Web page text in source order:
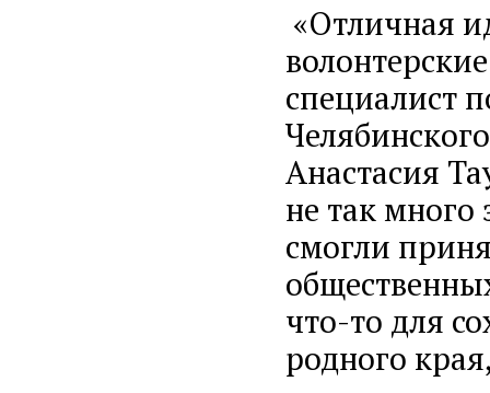
«Отличная
специалист
Анастасия
не так много
смогли
что-то для
родного